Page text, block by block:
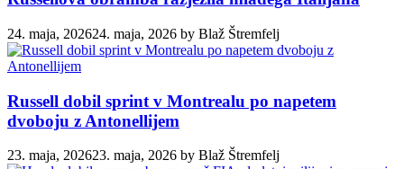
24. maja, 202624. maja, 2026 by Blaž Štremfelj
Russell dobil sprint v Montrealu po napetem
dvoboju z Antonellijem
23. maja, 202623. maja, 2026 by Blaž Štremfelj